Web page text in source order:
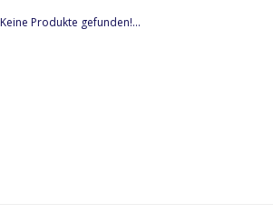
Keine Produkte gefunden!...